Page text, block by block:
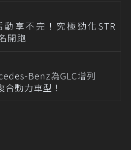
享不完！究極勁化STR
開跑
Benz為GLC增列
合動力車型！